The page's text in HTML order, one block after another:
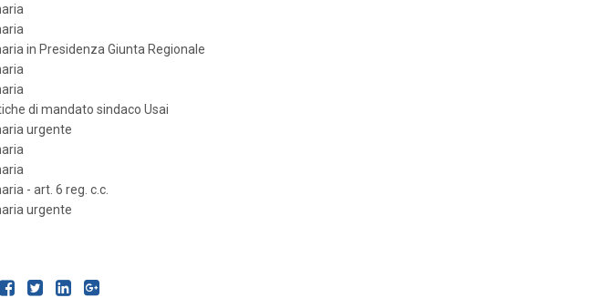
in Presidenza Giunta Regionale
di mandato sindaco Usai
urgente
- art. 6 reg. c.c.
urgente